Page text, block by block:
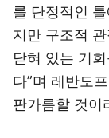
를 단정적인
지만 구조적
닫혀 있는 기
다”며 레반도
판가름할 것이